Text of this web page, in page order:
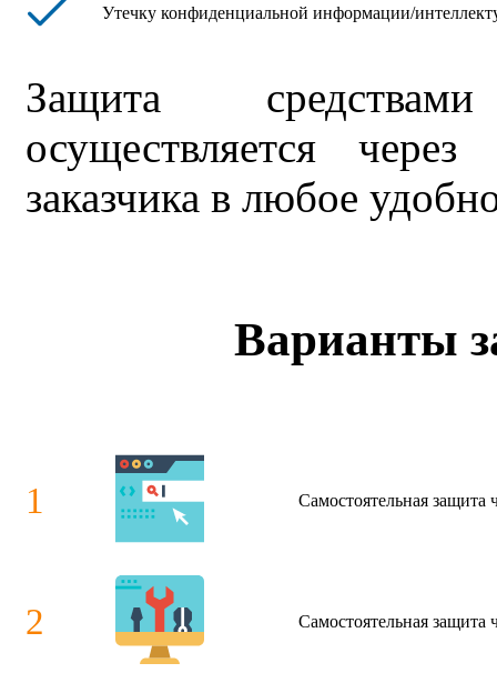
Утечку конфиденциальной информации/
Защита
осуществляется
заказчика в любое
Варианты
1 Cамостоятельная защита
2 Cамостоятельная